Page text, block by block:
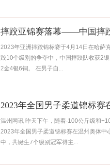
摔跤亚锦赛落幕——中国摔
2023年亚洲摔跤锦标赛于4月14日在哈萨
跤10个级别的争夺中，中国摔跤队收获2
2金4银6铜。 在男子自...
2023年全国男子柔道锦标赛
温州网讯 昨天下午，随着-100公斤级和
2023年全国男子柔道锦标赛在温州奥体
中，共诞生7个级别冠军得主...